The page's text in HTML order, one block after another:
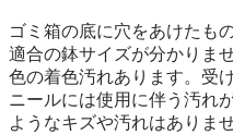
ゴミ箱の底に穴をあけたも
適合の鉢サイズが分かりま
色の着色汚れあります。受
ニールには使用に伴う汚れ
ようなキズや汚れはありま